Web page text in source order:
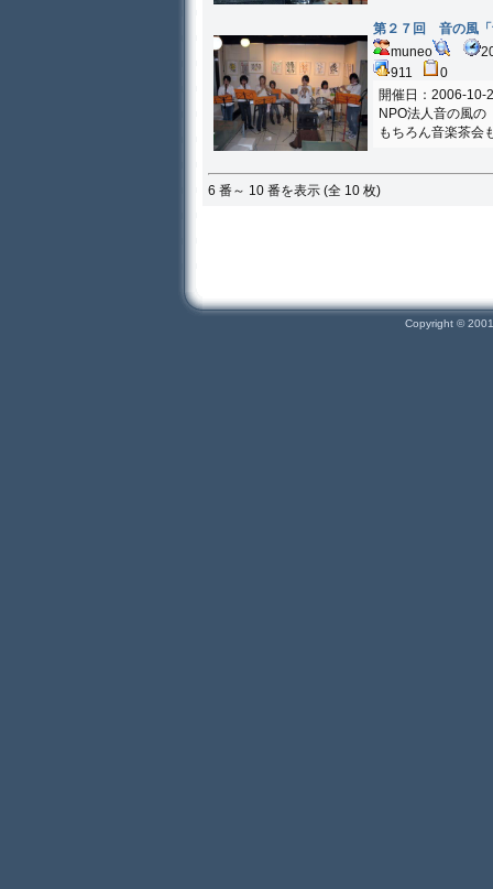
第２７回 音の風「
muneo
911
0
開催日：2006-10-
NPO法人音の風の
もちろん音楽茶会
6 番～ 10 番を表示 (全 10 枚)
Copyright ©